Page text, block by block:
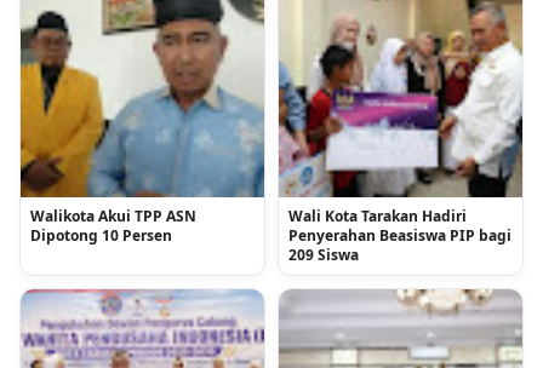
Walikota Akui TPP ASN
Dipotong 10 Persen
Wali Kota Tarakan Hadiri
Penyerahan Beasiswa PIP bagi
209 Siswa